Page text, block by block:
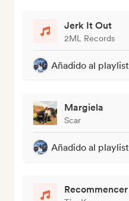
Jerk It Out
2ML Records
Añadido al playlist
Margiela
Scar
Añadido al playlist
Recommencer